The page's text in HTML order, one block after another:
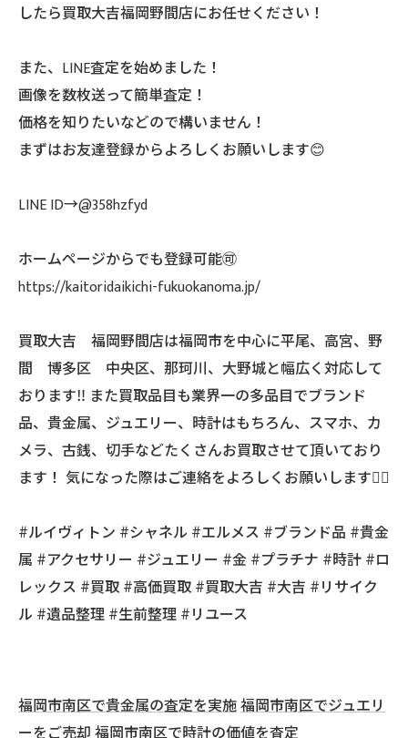
したら買取大吉福岡野間店にお任せください！
また、LINE査定を始めました！
画像を数枚送って簡単査定！
価格を知りたいなどので構いません！
まずはお友達登録からよろしくお願いします😊
LINE ID→@358hzfyd
ホームページからでも登録可能🉑
https://kaitoridaikichi-fukuokanoma.jp/
買取大吉 福岡野間店は福岡市を中心に平尾、高宮、野
間 博多区 中央区、那珂川、大野城と幅広く対応して
おります‼️ また買取品目も業界一の多品目でブランド
品、貴金属、ジュエリー、時計はもちろん、スマホ、カ
メラ、古銭、切手などたくさんお買取させて頂いており
ます！ 気になった際はご連絡をよろしくお願いします🙇‍♂️
#ルイヴィトン #シャネル #エルメス #ブランド品 #貴金
属 #アクセサリー #ジュエリー #金 #プラチナ #時計 #ロ
レックス #買取 #高価買取 #買取大吉 #大吉 #リサイク
ル #遺品整理 #生前整理 #リユース
福岡市南区で貴金属の査定を実施福岡市南区でジュエリ